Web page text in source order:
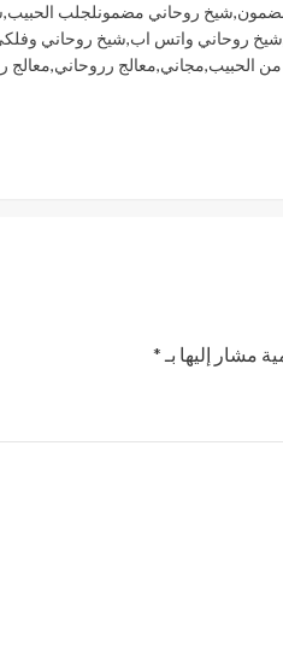
,شيخ روحاني مضمونلجلب الحبيب,
شيخ روحاني واتس اب,شيخ روحاني
من الحبيب,مجاني,معالج رروحاني,معالج
مشار إليها بـ *